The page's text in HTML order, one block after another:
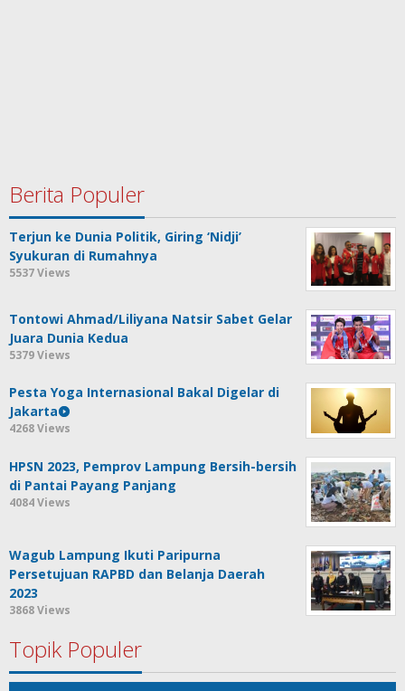
Berita Populer
Terjun ke Dunia Politik, Giring ‘Nidji’
Syukuran di Rumahnya
5537 Views
Tontowi Ahmad/Liliyana Natsir Sabet Gelar
Juara Dunia Kedua
5379 Views
Pesta Yoga Internasional Bakal Digelar di
Jakarta
4268 Views
HPSN 2023, Pemprov Lampung Bersih-bersih
di Pantai Payang Panjang
4084 Views
Wagub Lampung Ikuti Paripurna
Persetujuan RAPBD dan Belanja Daerah
2023
3868 Views
Topik Populer